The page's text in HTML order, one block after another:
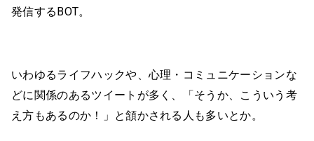
発信するBOT。
いわゆるライフハックや、心理・コミュニケーションな
どに関係のあるツイートが多く、「そうか、こういう考
え方もあるのか！」と頷かされる人も多いとか。